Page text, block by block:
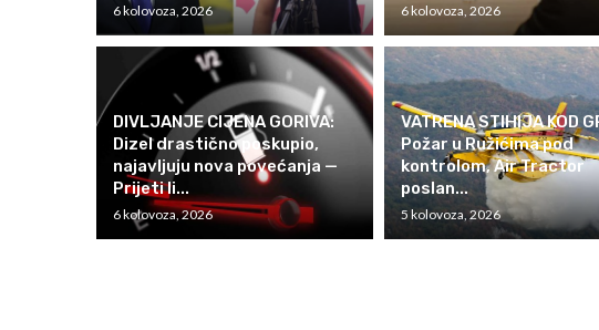
6 kolovoza, 2026 6 kolovoza, 2026
DIVLJANJE CIJENA GORIVA:
Dizel drastično poskupio,
najavljuju nova povećanja —
Prijeti li...
6 kolovoza, 2026
VATRENA STIHIJA KOD
Požar u Ružićima pod
kontrolom, Air Tractor
poslan...
5 kolovoza, 2026